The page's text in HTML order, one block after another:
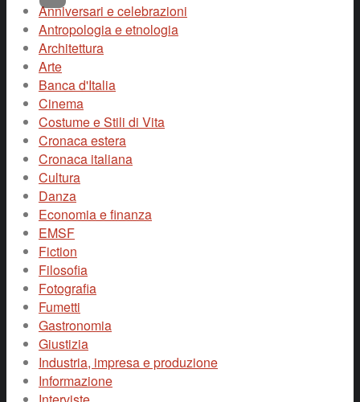
Anniversari e celebrazioni
Antropologia e etnologia
Architettura
Arte
Banca d'Italia
Cinema
Costume e Stili di Vita
Cronaca estera
Cronaca italiana
Cultura
Danza
Economia e finanza
EMSF
Fiction
Filosofia
Fotografia
Fumetti
Gastronomia
Giustizia
Industria, impresa e produzione
Informazione